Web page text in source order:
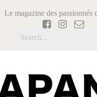
Le magazine des passionnés